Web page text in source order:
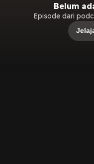
Belum
Episode dari